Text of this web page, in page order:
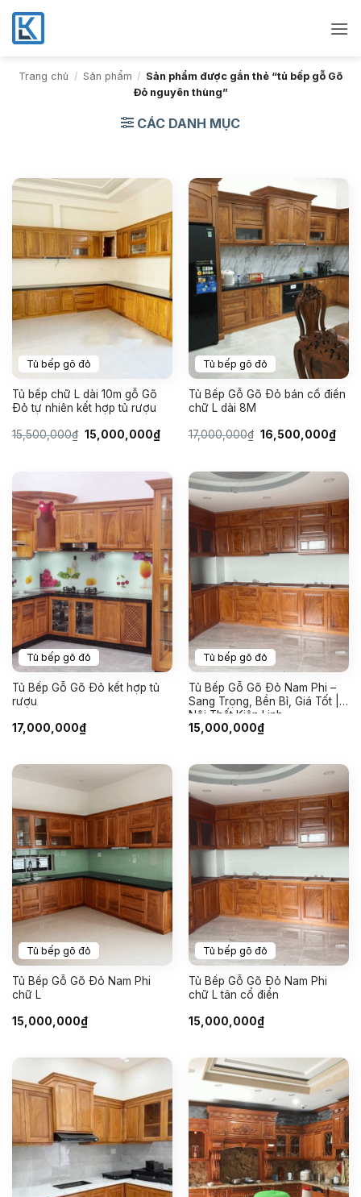
Bỏ
qua
nội
dungTrang chủ / Sản phẩm / Sản phẩm được gắn thẻ “tủ bếp gỗ Gõ
Đỏ nguyên thùng”
CÁC DANH MỤC
Tủ bếp gõ đỏ
Tủ bếp chữ L dài 10m gỗ Gõ
Đỏ tự nhiên kết hợp tủ rượu
15,500,000₫ Giá
gốc
15,000,000₫Giá
hiện
15,000,000₫.
Tủ bếp gõ đỏ
Tủ Bếp Gỗ Gõ Đỏ bán cổ điển
chữ L dài 8M
17,000,000₫ Giá
gốc
16,500,000₫Giá
hiện
Tủ bếp gõ đỏ
Tủ Bếp Gỗ Gõ Đỏ kết hợp tủ
rượu
17,000,000₫
Tủ bếp gõ đỏ
Tủ Bếp Gỗ Gõ Đỏ Nam Phi –
Sang Trọng, Bền Bỉ, Giá Tốt |
Nội Thất Kiên Linh
15,000,000₫
Tủ bếp gõ đỏ
Tủ Bếp Gỗ Gõ Đỏ Nam Phi
chữ L
15,000,000₫
Tủ bếp gõ đỏ
Tủ Bếp Gỗ Gõ Đỏ Nam Phi
chữ L tân cổ điển
15,000,000₫